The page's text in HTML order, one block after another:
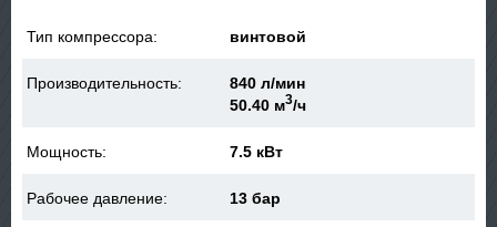
Тип компрессора: винтовой
Производительность:
840 л/мин
50.40 м3/ч
Мощность: 7.5 кВт
Рабочее давление: 13 бар